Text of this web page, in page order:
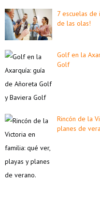
7 escuelas de
de las olas!
Golf en la
Golf
Rincón de la
planes de